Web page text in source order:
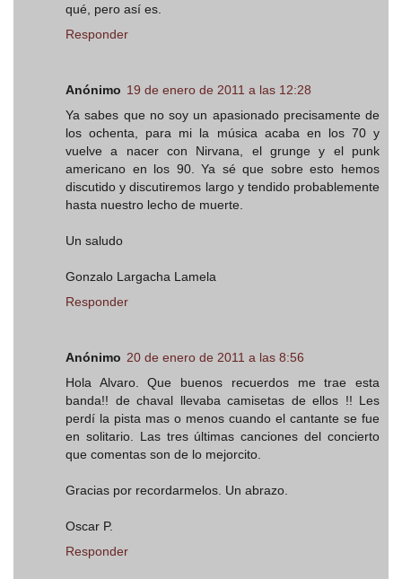
qué, pero así es.
Responder
Anónimo 19 de enero de 2011 a las 12:28
Ya sabes que no soy un apasionado precisamente de
los ochenta, para mi la música acaba en los 70 y
vuelve a nacer con Nirvana, el grunge y el punk
americano en los 90. Ya sé que sobre esto hemos
discutido y discutiremos largo y tendido probablemente
hasta nuestro lecho de muerte.
Un saludo
Gonzalo Largacha Lamela
Responder
Anónimo 20 de enero de 2011 a las 8:56
Hola Alvaro. Que buenos recuerdos me trae esta
banda!! de chaval llevaba camisetas de ellos !! Les
perdí la pista mas o menos cuando el cantante se fue
en solitario. Las tres últimas canciones del concierto
que comentas son de lo mejorcito.
Gracias por recordarmelos. Un abrazo.
Oscar P.
Responder